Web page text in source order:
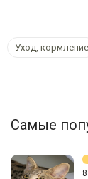
Уход, кормление
Самые